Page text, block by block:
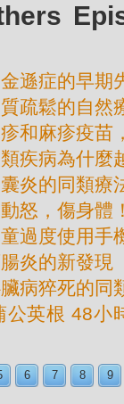
遜症的早期
疏鬆的自然
和麻疹疫苗
疾病為什麼
炎的同類療
怒，傷身體
過度使用手
炎的新發現
病猝死的同
公英根 48小
6 7 8 9